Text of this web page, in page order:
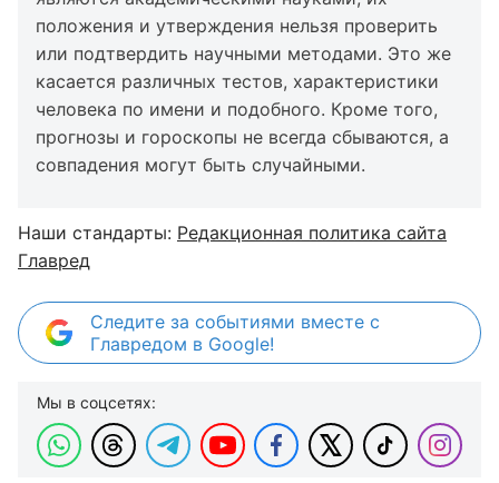
положения и утверждения нельзя проверить
или подтвердить научными методами. Это же
касается различных тестов, характеристики
человека по имени и подобного. Кроме того,
прогнозы и гороскопы не всегда сбываются, а
совпадения могут быть случайными.
Наши стандарты: Редакционная политика сайта
Главред
Следите за событиями вместе с
Главредом в Google!
Мы в соцсетях: